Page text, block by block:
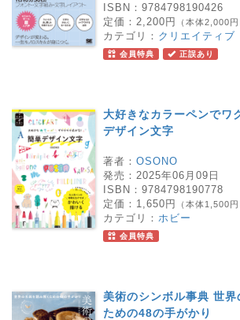
ISBN： 9784798190426
定価： 2,200円 （本体2,000
カテゴリ： クリエイティブ
会員特典 正誤あり
大好きなカラーペンでワ
デザイン文字
著者： OSONO
発売： 2025年06月09日
ISBN： 9784798190778
定価： 1,650円 （本体1,500
カテゴリ： ホビー
会員特典
美術のシンボル事典 世界
ための48の手がかり